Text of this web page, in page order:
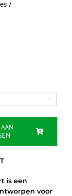

is een
voor